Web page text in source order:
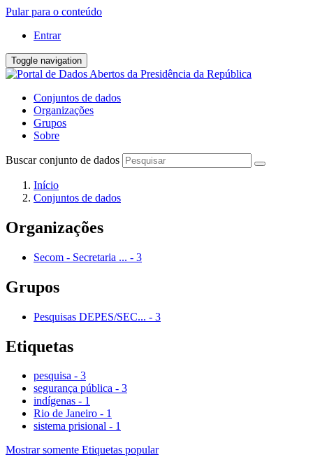
Pular para o conteúdo
Entrar
Toggle navigation
Conjuntos de dados
Organizações
Grupos
Sobre
Buscar conjunto de dados
Início
Conjuntos de dados
Organizações
Secom - Secretaria ... - 3
Grupos
Pesquisas DEPES/SEC... - 3
Etiquetas
pesquisa - 3
segurança pública - 3
indígenas - 1
Rio de Janeiro - 1
sistema prisional - 1
Mostrar somente Etiquetas popular